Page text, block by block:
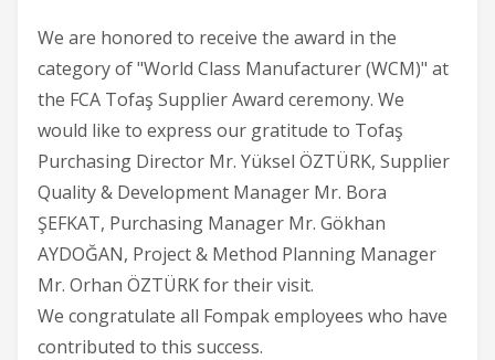
We are honored to receive the award in the
category of "World Class Manufacturer (WCM)" at
the FCA Tofaş Supplier Award ceremony. We
would like to express our gratitude to Tofaş
Purchasing Director Mr. Yüksel ÖZTÜRK, Supplier
Quality & Development Manager Mr. Bora
ŞEFKAT, Purchasing Manager Mr. Gökhan
AYDOĞAN, Project & Method Planning Manager
Mr. Orhan ÖZTÜRK for their visit.
We congratulate all Fompak employees who have
contributed to this success.